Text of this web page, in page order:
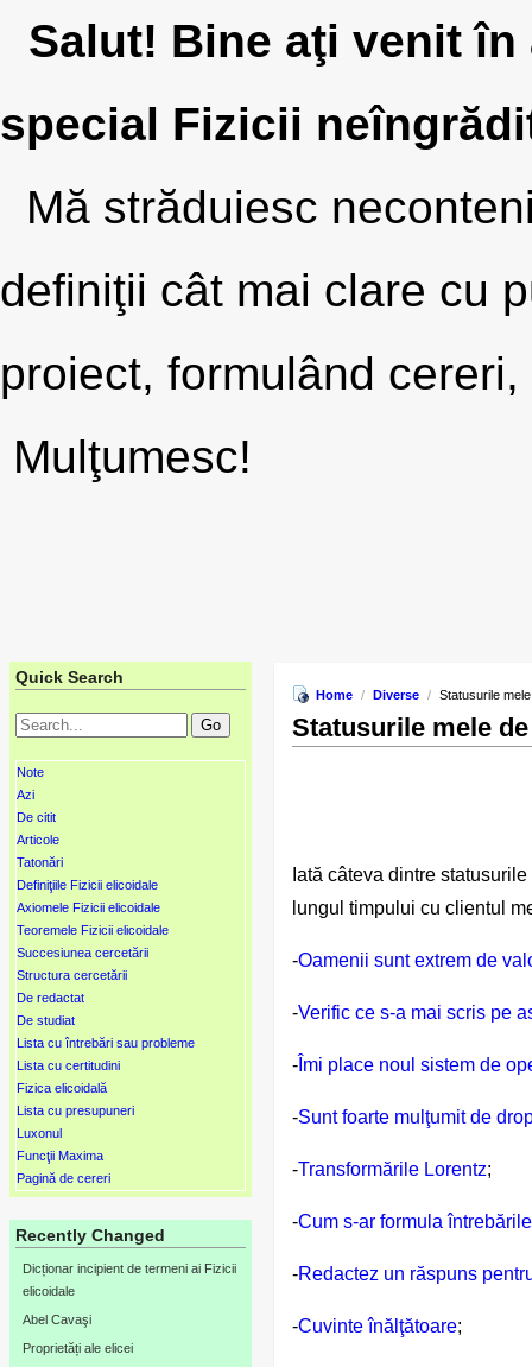
Salut! Bine aţi venit
special Fizicii
Mă străduiesc
definiţii cât mai clare cu
proiect, formulând
Mulţumesc!
Quick Search
Note
Azi
De citit
Articole
Tatonări
Definiţiile Fizicii elicoidale
Axiomele Fizicii elicoidale
Teoremele Fizicii elicoidale
Succesiunea cercetării
Structura cercetării
De redactat
De studiat
Lista cu întrebări sau probleme
Lista cu certitudini
Fizica elicoidală
Lista cu presupuneri
Luxonul
Funcţii Maxima
Pagină de cereri
Recently Changed
Dicționar incipient de termeni ai Fizicii
elicoidale
Abel Cavaşi
Proprietăți ale elicei
Home / Diverse / Statusurile
Statusurile mele
Iată câteva dintre
lungul timpului cu clientul
-Oamenii sunt extrem de
-Verific ce s-a mai scris pe
- Îmi place noul sistem de
-Sunt foarte mulţumit de
-Transformările Lorentz;
-Cum s-ar formula
-Redactez un răspuns
-Cuvinte înălţătoare;